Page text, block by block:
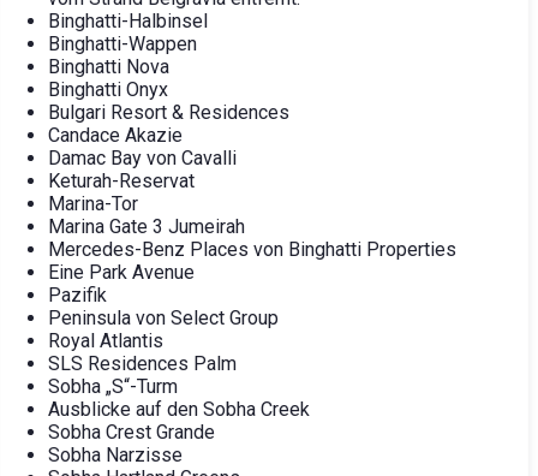
Binghatti-Halbinsel
Binghatti-Wappen
Binghatti Nova
Binghatti Onyx
Bulgari Resort & Residences
Candace Akazie
Damac Bay von Cavalli
Keturah-Reservat
Marina-Tor
Marina Gate 3 Jumeirah
Mercedes-Benz Places von Binghatti Properties
Eine Park Avenue
Pazifik
Peninsula von Select Group
Royal Atlantis
SLS Residences Palm
Sobha „S“-Turm
Ausblicke auf den Sobha Creek
Sobha Crest Grande
Sobha Narzisse